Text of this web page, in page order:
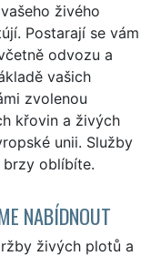
živého
Postarají se vám
odvozu a
vašich
zvolenou
křovin a živých
unii. Služby
brzy oblíbíte.
NABÍDNOUT
živých plotů a